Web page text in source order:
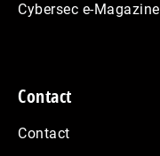
Cybersec e-Magazine
Contact
Contact